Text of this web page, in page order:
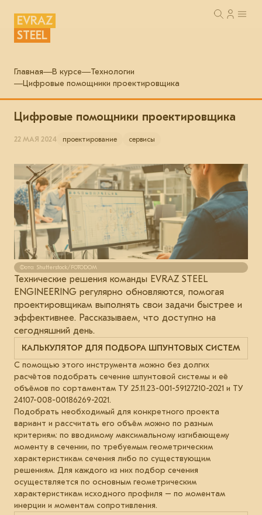
EVRAZ
STEEL
Главная В курсе
Технологии
Цифровые помощники проектировщика
Цифровые помощники проектировщика
22 МАЯ 2024 проектирование сервисы
Фото: Shutterstock/FOTODOM
Технические решения команды EVRAZ STEEL
ENGINEERING регулярно обновляются, помогая
проектировщикам выполнять свои задачи быстрее и
эффективнее. Рассказываем, что доступно на
сегодняшний день.
КАЛЬКУЛЯТОР ДЛЯ ПОДБОРА ШПУНТОВЫХ СИСТЕМ
С помощью этого инструмента можно без долгих
расчётов подобрать сечение шпунтовой системы и её
объёмов по сортаментам ТУ 25.11.23-001-59127210-2021 и ТУ
24107-008-00186269-2021.
Подобрать необходимый для конкретного проекта
вариант и рассчитать его объём можно по разным
критериям: по вводимому максимальному изгибающему
моменту в сечении, по требуемым геометрическим
характеристикам сечения либо по существующим
решениям. Для каждого из них подбор сечения
осуществляется по основным геометрическим
характеристикам исходного профиля – по моментам
инерции и моментам сопротивления.